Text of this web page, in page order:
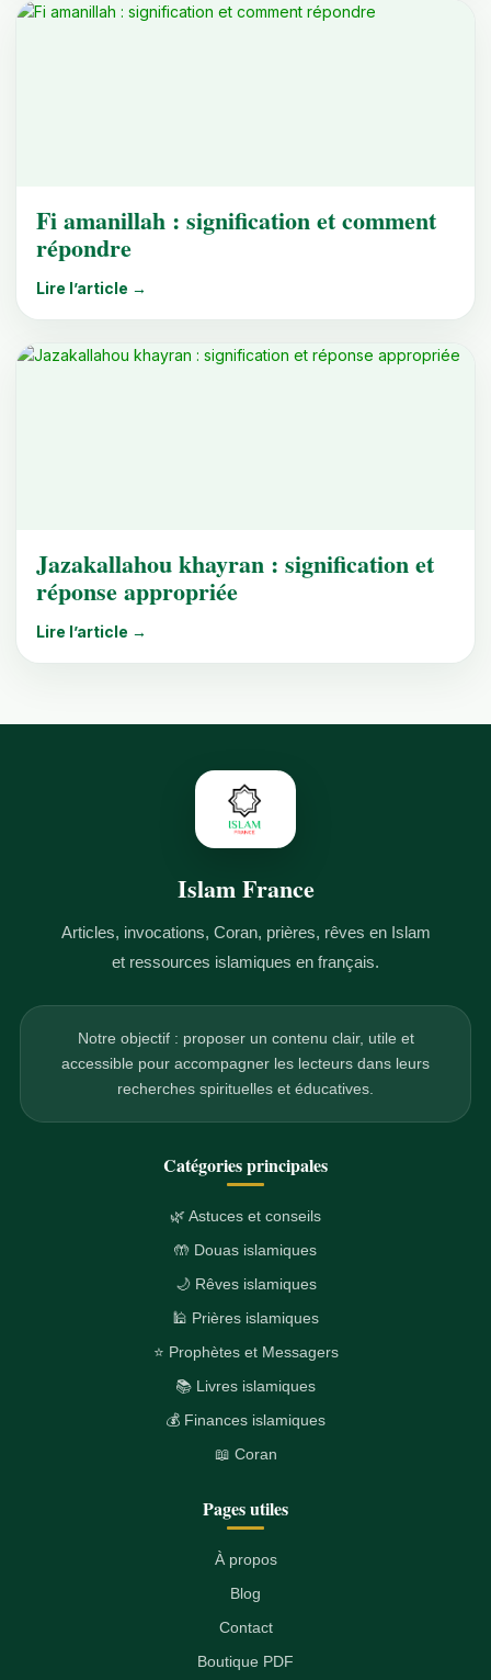
Fi amanillah : signification et comment
répondre
Lire l’article →
Jazakallahou khayran : signification et
réponse appropriée
Lire l’article →
Islam France
Articles, invocations, Coran, prières, rêves en Islam
et ressources islamiques en français.
Notre objectif : proposer un contenu clair, utile et
accessible pour accompagner les lecteurs dans leurs
recherches spirituelles et éducatives.
Catégories principales
🌿 Astuces et conseils
🤲 Douas islamiques
🌙 Rêves islamiques
🕌 Prières islamiques
⭐ Prophètes et Messagers
📚 Livres islamiques
💰 Finances islamiques
📖 Coran
Pages utiles
À propos
Blog
Contact
Boutique PDF